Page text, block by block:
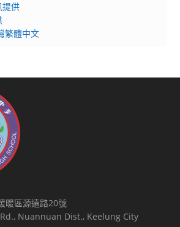
提供
繁體中文
暖區源遠路20號
Nuannuan Dist., Keelung City